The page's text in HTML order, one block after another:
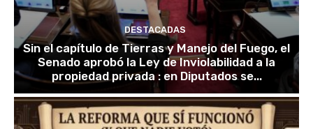
DESTACADAS
Sin el capítulo de Tierras y Manejo del Fuego, el
Senado aprobó la Ley de Inviolabilidad a la
propiedad privada : en Diputados se...